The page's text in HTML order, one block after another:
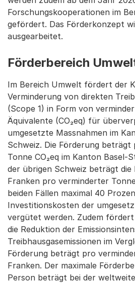
Forschungskooperationen im
gefördert. Das Förderkonzept
ausgearbeitet.
Förderbereich
Im Bereich Umwelt fördert der
Verminderung von direkten
(Scope 1) in Form von
Äquivalente (CO₂eq) für
umgesetzte Massnahmen im
Schweiz. Die Förderung
Tonne CO₂eq im Kanton Basel-
der übrigen Schweiz beträgt die
Franken pro verminderter
beiden Fällen maximal 40
Investitionskosten der
vergütet werden. Zudem
die Reduktion der
Treibhausgasemissionen im
Förderung beträgt pro
Franken. Der maximale
Person beträgt bei der